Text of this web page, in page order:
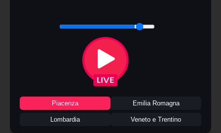
Piacenza Emilia Romagna
Lombardia Veneto e Trentino